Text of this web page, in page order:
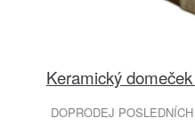
Keramický
DOPRODEJ